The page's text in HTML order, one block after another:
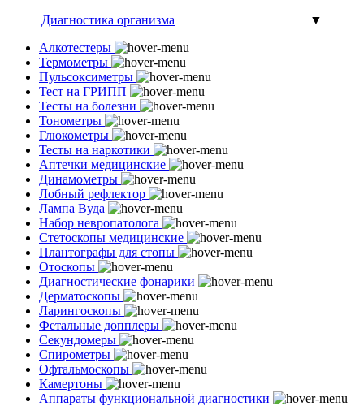
Диагностика организма
▼
Алкотестеры
Термометры
Пульсоксиметры
Тест на ГРИПП
Тесты на болезни
Тонометры
Глюкометры
Тесты на наркотики
Аптечки медицинские
Динамометры
Лобный рефлектор
Лампа Вуда
Набор невропатолога
Стетоскопы медицинские
Плантографы для стопы
Отоскопы
Диагностические фонарики
Дерматоскопы
Ларингоскопы
Фетальные допплеры
Секундомеры
Спирометры
Офтальмоскопы
Камертоны
Аппараты функциональной диагностики